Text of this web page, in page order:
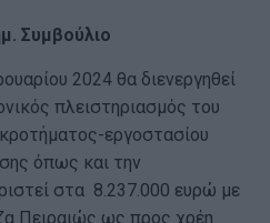
Συμβούλιο
2024 θα διενεργηθεί
πλειστηριασμός του
εργοστασίου
όπως και την
στα 8.237.000 ευρώ με
Πειραιώς ως προς χρέη